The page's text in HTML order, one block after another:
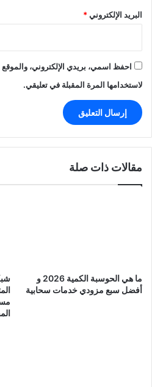
البريد الإلكتروني*
احفظ اسمي، بريدي الإلكتروني،
لاستخدامها المرة المقبلة في تعليقي.
مقالات ذات صلة
ما هي الحوسبة الكمية 2026 و
أفضل سبع مزودي خدمات سحابية